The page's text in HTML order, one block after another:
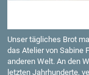
Unser täg­li­ches Brot
das Ate­lier von Sa­bi­ne
an­de­ren Welt. An den
letz­ten Jahr­hun­der­te,